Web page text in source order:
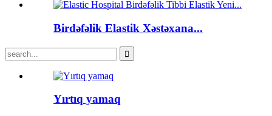
Birdəfəlik Elastik Xəstəxana...
Yırtıq yamaq